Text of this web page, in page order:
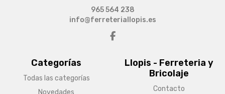
Categorías
Todas las categorías
Llopis - Ferreteria y
Bricolaje
Contacto
965 564 238
info@ferreteriallopis.es